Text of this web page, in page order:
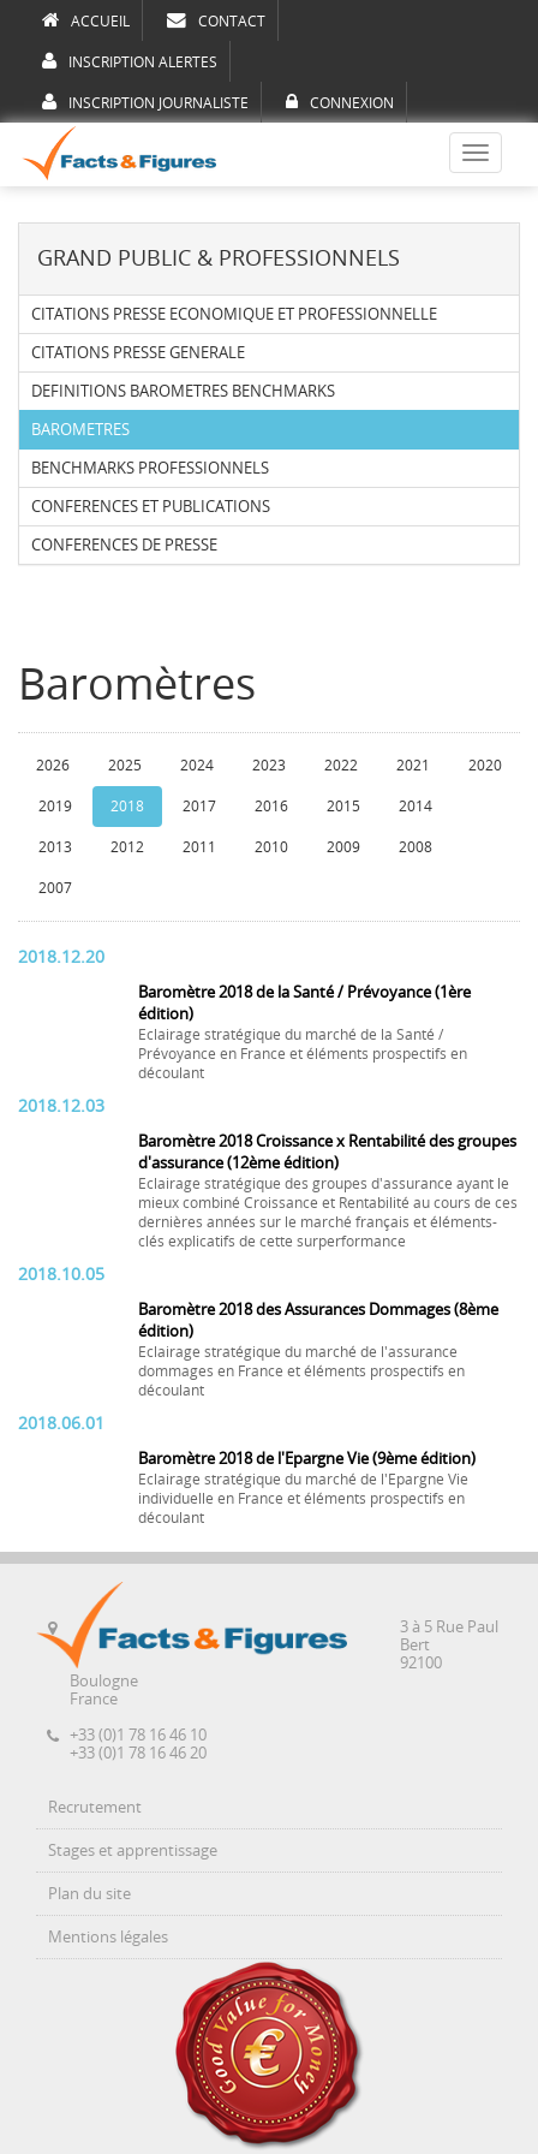
ACCUEIL CONTACT
INSCRIPTION ALERTES
INSCRIPTION JOURNALISTE CONNEXION
Toggle
GRAND PUBLIC & PROFESSIONNELS
CITATIONS PRESSE ECONOMIQUE ET PROFESSIONNELLE
CITATIONS PRESSE GENERALE
DEFINITIONS BAROMETRES BENCHMARKS
BAROMETRES
BENCHMARKS PROFESSIONNELS
CONFERENCES ET PUBLICATIONS
CONFERENCES DE PRESSE
Baromètres
2026 2025 2024 2023 2022 2021 2020
2019 2018 2017 2016 2015 2014
2013 2012 2011 2010 2009 2008
2007
2018.12.20
Baromètre 2018 de la Santé / Prévoyance (1ère
édition)
Eclairage stratégique du marché de la Santé /
Prévoyance en France et éléments prospectifs en
découlant
2018.12.03
Baromètre 2018 Croissance x Rentabilité des groupes
d'assurance (12ème édition)
Eclairage stratégique des groupes d'assurance ayant le
mieux combiné Croissance et Rentabilité au cours de ces
dernières années sur le marché français et éléments-
clés explicatifs de cette surperformance
2018.10.05
Baromètre 2018 des Assurances Dommages (8ème
édition)
Eclairage stratégique du marché de l'assurance
dommages en France et éléments prospectifs en
découlant
2018.06.01
Baromètre 2018 de l'Epargne Vie (9ème édition)
Eclairage stratégique du marché de l'Epargne Vie
individuelle en France et éléments prospectifs en
découlant
3 à 5 Rue Paul
Bert
92100
Boulogne
France
+33 (0)1 78 16 46 10
+33 (0)1 78 16 46 20
Recrutement
Stages et apprentissage
Plan du site
Mentions légales